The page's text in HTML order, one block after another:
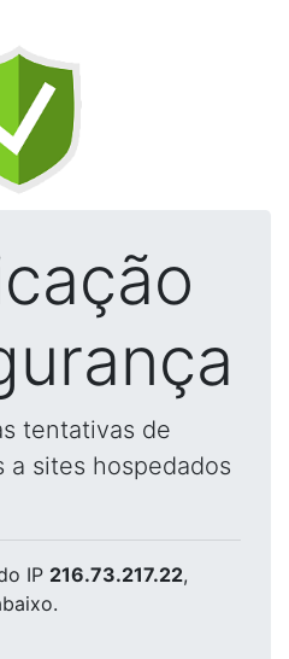
tentativas de
a sites hospedados
IP 216.73.217.22,